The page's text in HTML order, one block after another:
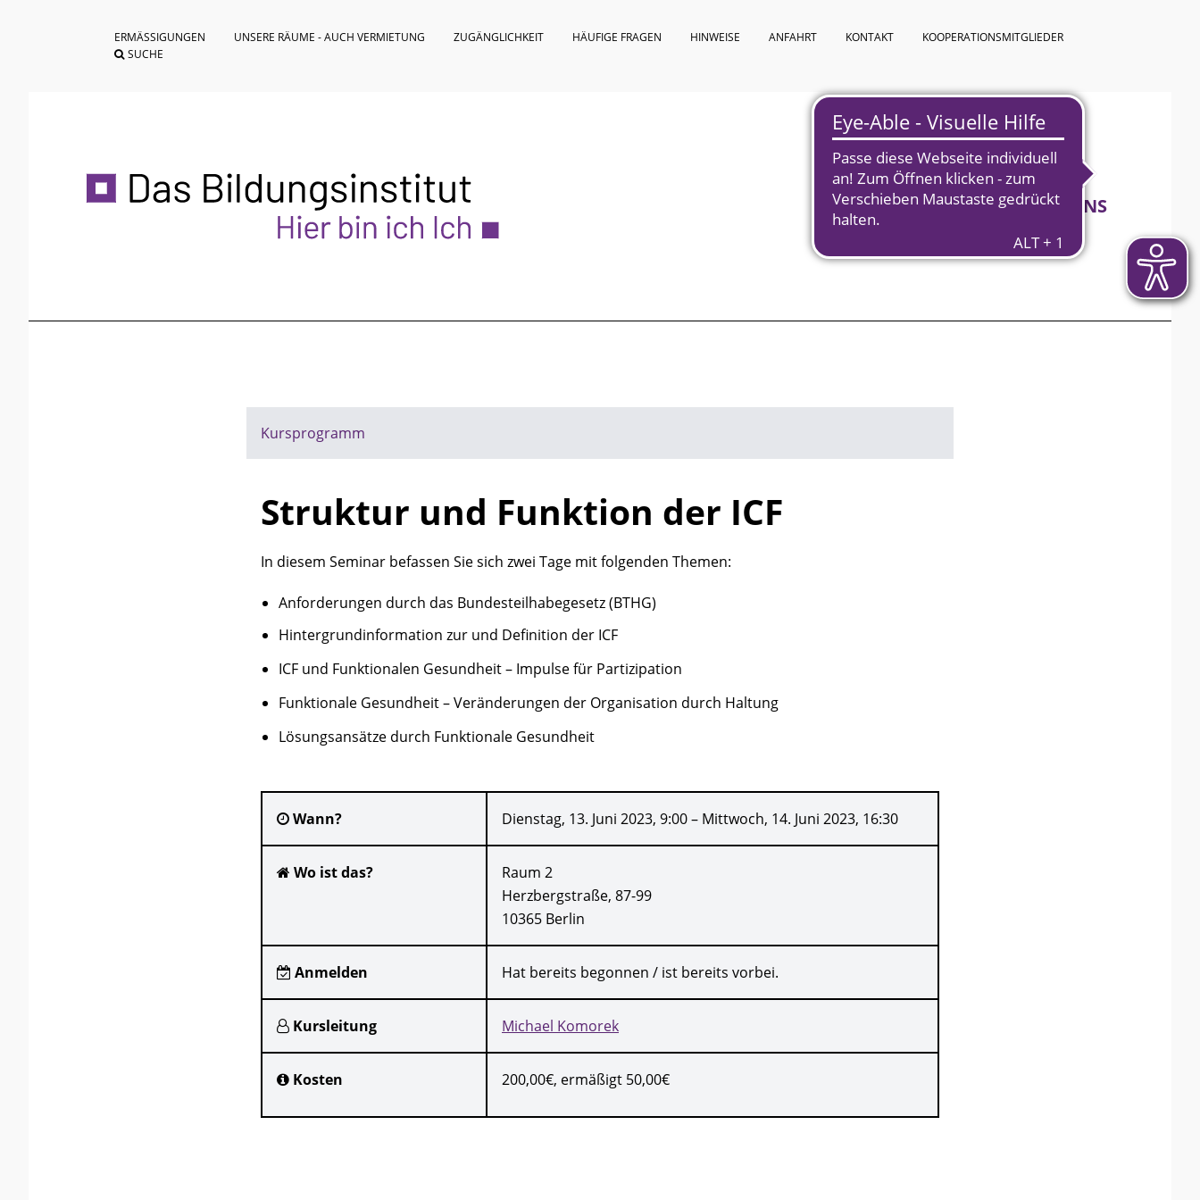
ERMÄSSIGUNGEN UNSERE RÄUME - AUCH VERMIETUNG ZUGÄNGLICHKEIT HÄUFIGE FRAGEN HINWEISE ANFAHRT KONTAKT
KOOPERATIONSMITGLIEDER
SUCHE
KURSPROGRAMM ÜBER UNS
Kursprogramm
Struktur und Funktion der ICF
In diesem Seminar befassen Sie sich zwei Tage mit folgenden Themen:
Anforderungen durch das Bundesteilhabegesetz (BTHG)
Hintergrundinformation zur und Definition der ICF
ICF und Funktionalen Gesundheit – Impulse für Partizipation
Funktionale Gesundheit – Veränderungen der Organisation durch Haltung
Lösungsansätze durch Funktionale Gesundheit
Wann? Dienstag, 13. Juni 2023, 9:00 – Mittwoch, 14. Juni 2023, 16:30
Wo ist das?
Raum 2
Herzbergstraße, 87-99
10365 Berlin
Anmelden Hat bereits begonnen / ist bereits vorbei.
Kursleitung Michael Komorek
Kosten 200,00€, ermäßigt 50,00€